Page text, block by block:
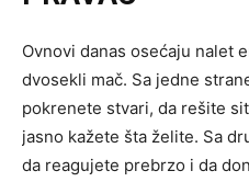
Ovnovi danas osećaju nalet
dvosekli mač. Sa jedne
pokrenete stvari, da rešite
jasno kažete šta želite. Sa
da reagujete prebrzo i da